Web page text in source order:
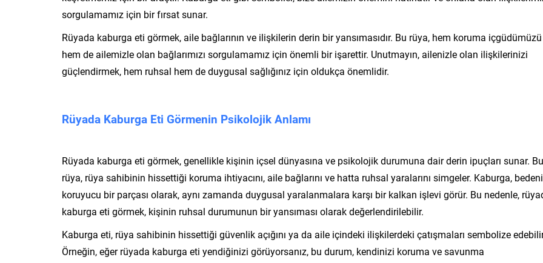
sorgulamamız için bir fırsat sunar.
Rüyada kaburga eti görmek, aile bağlarının ve ilişkilerin derin bir yansımasıdır. Bu rüya, hem koruma içgüdümüzü
hem de ailemizle olan bağlarımızı sorgulamamız için önemli bir işarettir. Unutmayın, ailenizle olan ilişkilerinizi
güçlendirmek, hem ruhsal hem de duygusal sağlığınız için oldukça önemlidir.
Rüyada Kaburga Eti Görmenin Psikolojik Anlamı
Rüyada kaburga eti görmek, genellikle kişinin içsel dünyasına ve psikolojik durumuna dair derin ipuçları sunar. Bu
rüya, rüya sahibinin hissettiği koruma ihtiyacını, aile bağlarını ve hatta ruhsal yaralarını simgeler. Kaburga,
koruyucu bir parçası olarak, aynı zamanda duygusal yaralanmalara karşı bir kalkan işlevi görür. Bu nedenle,
kaburga eti görmek, kişinin ruhsal durumunun bir yansıması olarak değerlendirilebilir.
Kaburga eti, rüya sahibinin hissettiği güvenlik açığını ya da aile içindeki ilişkilerdeki çatışmaları sembolize
Örneğin, eğer rüyada kaburga eti yendiğinizi görüyorsanız, bu durum, kendinizi koruma ve savunma